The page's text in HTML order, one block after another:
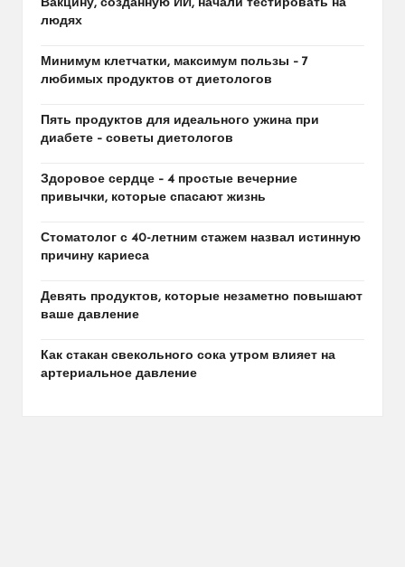
Вакцину, созданную ИИ, начали тестировать на
людях
Минимум клетчатки, максимум пользы – 7
любимых продуктов от диетологов
Пять продуктов для идеального ужина при
диабете – советы диетологов
Здоровое сердце – 4 простые вечерние
привычки, которые спасают жизнь
Стоматолог с 40-летним стажем назвал истинную
причину кариеса
Девять продуктов, которые незаметно повышают
ваше давление
Как стакан свекольного сока утром влияет на
артериальное давление